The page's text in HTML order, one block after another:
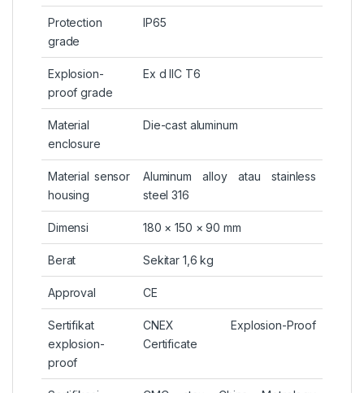
Protection
grade
IP65
Explosion-
proof grade
Ex d IIC T6
Material
enclosure
Die-cast aluminum
Material sensor
housing
Aluminum alloy atau stainless
steel 316
Dimensi 180 × 150 × 90 mm
Berat Sekitar 1,6 kg
Approval CE
Sertifikat
explosion-
proof
CNEX Explosion-Proof
Certificate